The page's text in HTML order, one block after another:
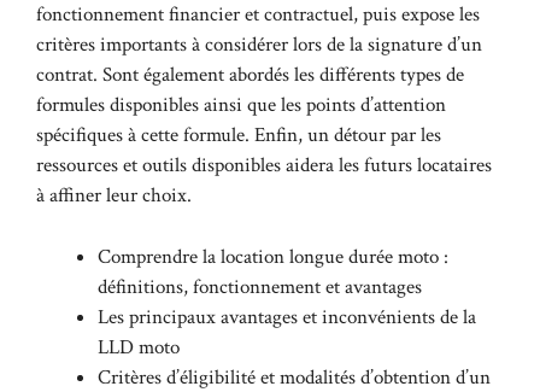
fonctionnement financier et contractuel, puis expose les
critères importants à considérer lors de la signature d’un
contrat. Sont également abordés les différents types de
formules disponibles ainsi que les points d’attention
spécifiques à cette formule. Enfin, un détour par les
ressources et outils disponibles aidera les futurs locataires
à affiner leur choix.
Comprendre la location longue durée moto :
définitions, fonctionnement et avantages
Les principaux avantages et inconvénients de la
LLD moto
Critères d’éligibilité et modalités d’obtention d’un